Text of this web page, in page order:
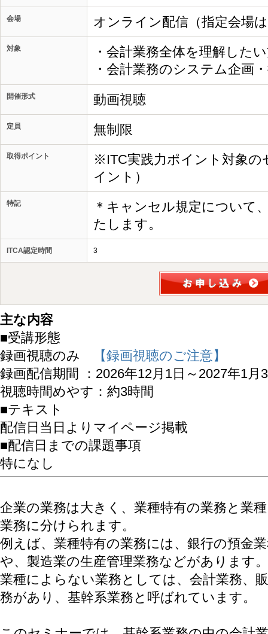
会場 オンライン配信（指定会場
対象
・会計業務全体を理解した
・会計業務のシステム企画
開催形式 動画視聴
定員 無制限
取得ポイント
※ITC実践力ポイント対象の
イント）
特記
＊キャンセル規定について
たします。
ITCA認定時間 3
主な内容
■受講形態
録画視聴のみ
【録画視聴のご注意】
録画配信期間 ：2026年12月1日～2027年1月
視聴時間めやす：約3時間
■テキスト
配信日当日よりマイページ掲載
■配信日までの課題事項
特になし
企業の業務は大きく、業種特有の業務と業
業務に分けられます。
例えば、業種特有の業務には、銀行の預金
や、製造業の生産管理業務などがあります。
業種によらない業務としては、会計業務、
務があり、基幹系業務と呼ばれています。